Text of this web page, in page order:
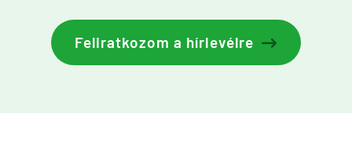
Feliratkozom a hírlevélre